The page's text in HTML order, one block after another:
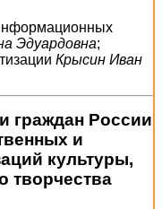
Эдуардовна;
Крысин Иван
граждан России
и
культуры,
творчества